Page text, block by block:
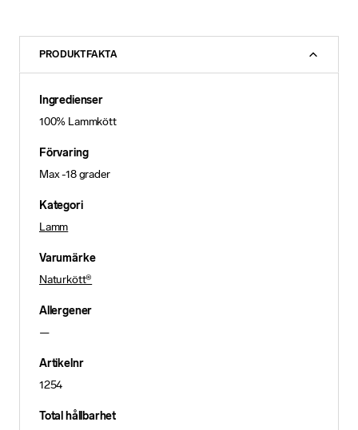
PRODUKTFAKTA
Ingredienser
100% Lammkött
Förvaring
Max -18 grader
Kategori
Lamm
Varumärke
Naturkött®
Allergener
—
Artikelnr
1254
Total hållbarhet